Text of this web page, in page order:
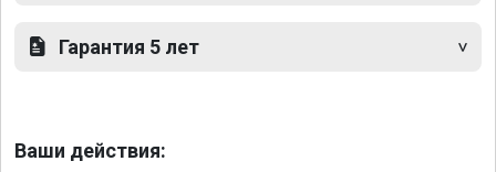
Гарантия 5 лет
Ваши действия: